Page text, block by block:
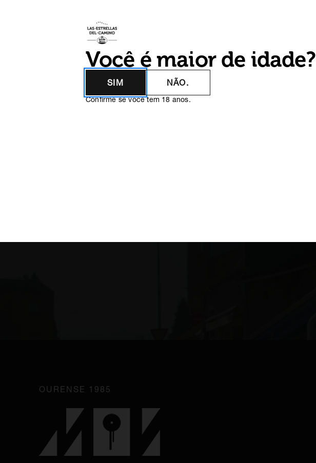
Você é maior de idade?
SIM NÃO.
Confirme se você tem 18 anos.
OURENSE 1985